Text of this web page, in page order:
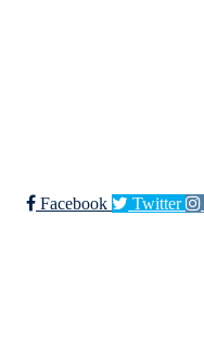
Facebook Twitter